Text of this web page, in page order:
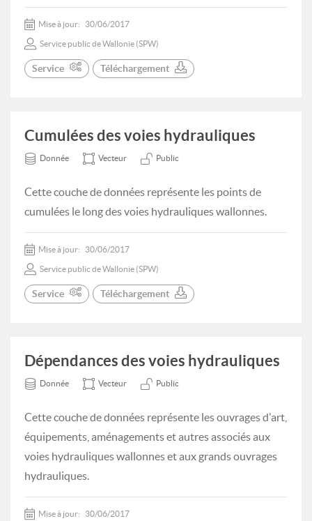
Mise à jour: 30/06/2017
Service public de Wallonie (SPW)
Service Téléchargement
Cumulées des voies hydrauliques
Donnée Vecteur Public
Cette couche de données représente les points de
cumulées le long des voies hydrauliques wallonnes.
Mise à jour: 30/06/2017
Service public de Wallonie (SPW)
Service Téléchargement
Dépendances des voies hydrauliques
Donnée Vecteur Public
Cette couche de données représente les ouvrages d'art,
équipements, aménagements et autres associés aux
voies hydrauliques wallonnes et aux grands ouvrages
hydrauliques.
Mise à jour: 30/06/2017